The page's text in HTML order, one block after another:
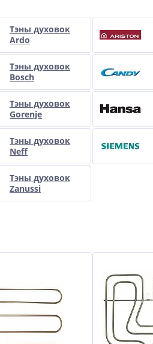
Тэны духовок
Ardo
Тэны духовок
Bosch
Тэны духовок
Gorenje
Тэны духовок
Neff
Тэны духовок
Zanussi